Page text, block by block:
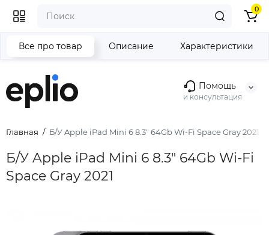
Помощь
и консультация
0
Главная Б/У Apple iPad Mini 6 8.3" 64Gb Wi-Fi Space Gray 2021
Б/У Apple iPad Mini 6 8.3" 64Gb Wi-Fi
Space Gray 2021
Все про товар Описание Характеристики